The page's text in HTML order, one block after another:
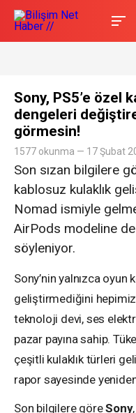
Sony, PS5’e özel
dengeleri
görmesin!
1577 okunma — 17 Şubat
Son sızan bilgilere
kablosuz kulaklık
Nomad ismiyle
AirPods modeline
söyleniyor.
Sony’nin yalnızca oyun
geliştirmediğini
teknoloji devi, ses
pazar payına sahip.
çeşitli kulaklık türleri
rapor sayesinde yeniden
Son bilgilere göreSony,